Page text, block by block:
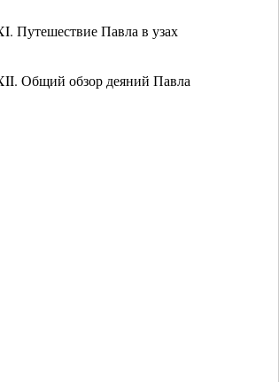
Путешествие Павла в узах
Общий обзор деяний Павла